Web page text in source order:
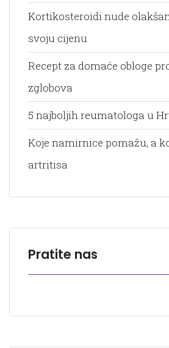
Kortikosteroidi nude
svoju cijenu
Recept za domaće obloge
zglobova
5 najboljih reumatologa u
Koje namirnice pomažu, a
artritisa
Pratite nas